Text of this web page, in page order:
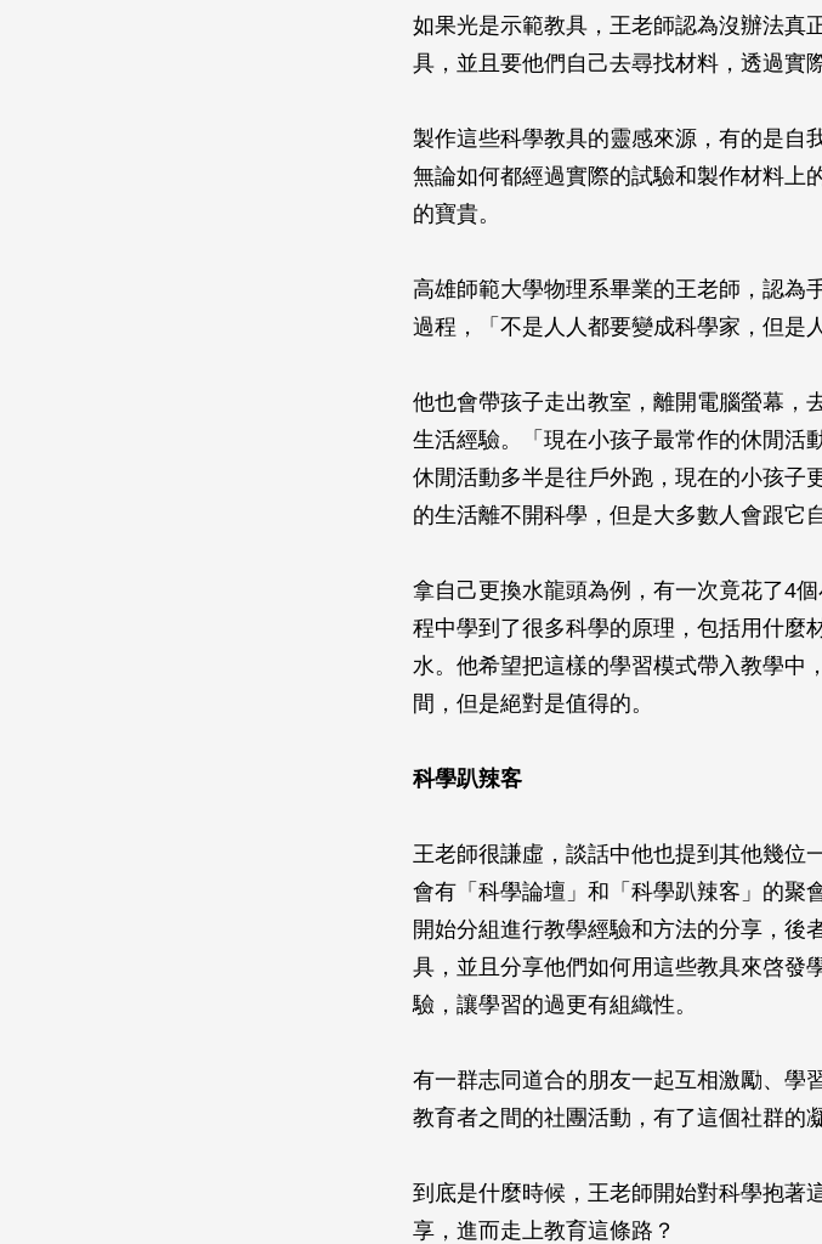
如果光是示範教具，王老師認為沒辦法真
具，並且要他們自己去尋找材料，透過實
製作這些科學教具的靈感來源，有的是自
無論如何都經過實際的試驗和製作材料上
的寶貴。
高雄師範大學物理系畢業的王老師，認為
過程，「不是人人都要變成科學家，但是
他也會帶孩子走出教室，離開電腦螢幕，
生活經驗。「現在小孩子最常作的休閒活
休閒活動多半是往戶外跑，現在的小孩子
的生活離不開科學，但是大多數人會跟它
拿自己更換水龍頭為例，有一次竟花了4
程中學到了很多科學的原理，包括用什麼
水。他希望把這樣的學習模式帶入教學中
間，但是絕對是值得的。
科學趴辣客
王老師很謙虛，談話中他也提到其他幾位
會有「科學論壇」和「科學趴辣客」的聚
開始分組進行教學經驗和方法的分享，後
具，並且分享他們如何用這些教具來啓發
驗，讓學習的過更有組織性。
有一群志同道合的朋友一起互相激勵、學
教育者之間的社團活動，有了這個社群的
到底是什麼時候，王老師開始對科學抱著
享，進而走上教育這條路？